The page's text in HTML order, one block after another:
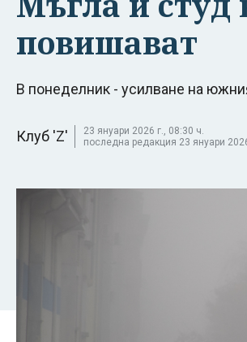
повишават
В понеделник - усилване на
Клуб 'Z'
23 януари 2026 г., 08:30 ч.
последна редакция 23 януари